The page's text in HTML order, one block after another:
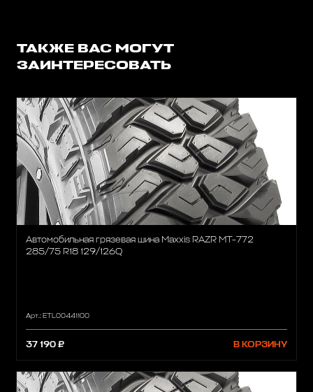
ТАКЖЕ ВАС МОГУТ
ЗАИНТЕРЕСОВАТЬ
Автомобильная грязевая шина Maxxis RAZR MT-772
285/75 R18 129/126Q
Арт.: ETL00441100
37 190 ₽ В КОРЗИНУ